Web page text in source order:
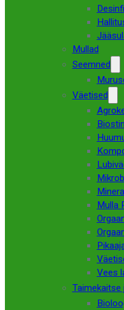
Mullad
Seemned
Väetised
Mulla
Vees
Taimekaitse